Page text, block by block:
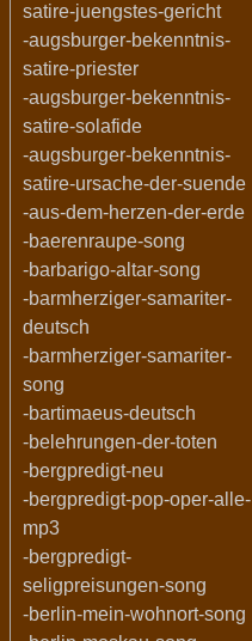
satire-juengstes-gericht
-augsburger-bekenntnis-
satire-priester
-augsburger-bekenntnis-
satire-solafide
-augsburger-bekenntnis-
satire-ursache-der-suende
-aus-dem-herzen-der-erde
-baerenraupe-song
-barbarigo-altar-song
-barmherziger-samariter-
deutsch
-barmherziger-samariter-
song
-bartimaeus-deutsch
-belehrungen-der-toten
-bergpredigt-neu
-bergpredigt-pop-oper-alle-
mp3
-bergpredigt-
seligpreisungen-song
-berlin-mein-wohnort-song